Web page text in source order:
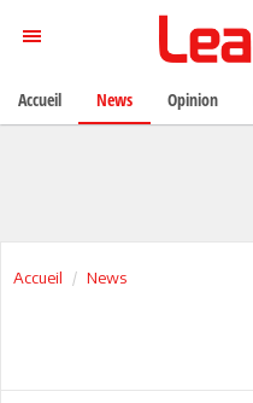
Accueil News
Accueil News Opinion